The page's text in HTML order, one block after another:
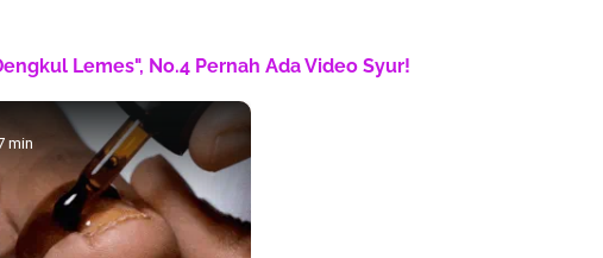
Lemes", No.4 Pernah Ada Video Syur!
min